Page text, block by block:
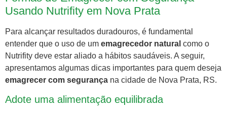
Usando Nutrifity em Nova Prata
Para alcançar resultados duradouros, é fundamental
entender que o uso de um emagrecedor natural como o
Nutrifity deve estar aliado a hábitos saudáveis. A seguir,
apresentamos algumas dicas importantes para quem deseja
emagrecer com segurança na cidade de Nova Prata, RS.
Adote uma alimentação equilibrada